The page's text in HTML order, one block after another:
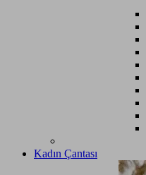
Kadın Çantası